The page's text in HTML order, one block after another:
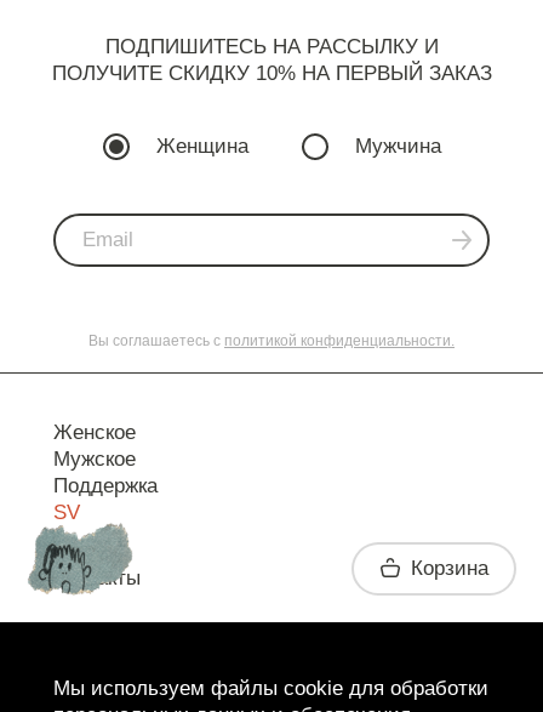
ПОДПИШИТЕСЬ НА РАССЫЛКУ И
ПОЛУЧИТЕ СКИДКУ 10% НА ПЕРВЫЙ ЗАКАЗ
Женщина Мужчина
Вы соглашаетесь с политикой конфиденциальности.
Женское
Мужское
Поддержка
SV
Контакты Корзина
Мы используем файлы cookie для обработки